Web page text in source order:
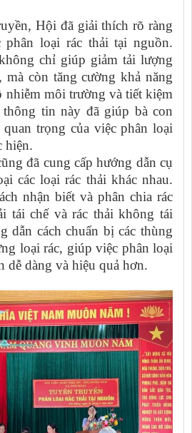
Hội đã giải thích rõ ràng
loại rác thải tại nguồn.
chỉ giúp giảm tải lượng
mà còn tăng cường khả năng
nhiễm môi trường và tiết kiệm
tin này đã giúp bà con
trọng của việc phân loại
hiện.
đã cung cấp hướng dẫn cụ
các loại rác thải khác nhau.
nhận biết và phân chia rác
tái chế và rác thải không tái
dẫn cách chuẩn bị các thùng
loại rác, giúp việc phân loại
dễ dàng và hiệu quả hơn.